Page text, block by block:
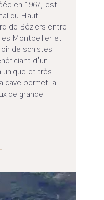
en 1967, est
du Haut
de Béziers entre
Montpellier et
de schistes
d’un
unique et très
cave permet la
de grande